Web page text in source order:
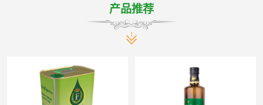
产品推荐